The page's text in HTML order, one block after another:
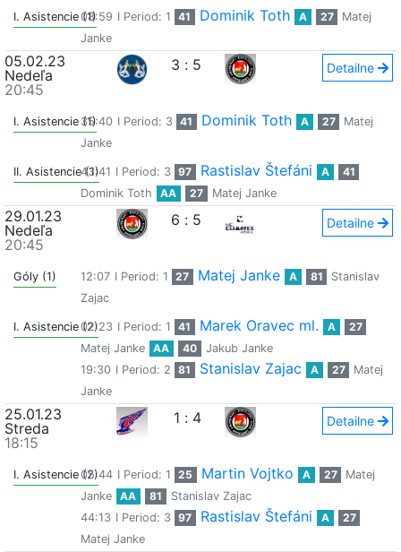
I. Asistencie (1)08:59 I Period: 1 41 Dominik Toth A 27
Matej
Janke
05.02.23
Nedeľa
20:45
3 : 5 Detailne
I. Asistencie (1)35:40 I Period: 3 41 Dominik Toth A 27
Matej
Janke
II. Asistencie (1)
43:41 I Period: 3 97 Rastislav Štefáni A
41
Dominik Toth
AA 27 Matej Janke
29.01.23
Nedeľa
20:45
6 : 5 Detailne
Góly (1) 12:07 I Period: 1 27 Matej Janke A 81
Stanislav
Zajac
I. Asistencie (2)02:23 I Period: 1 41 Marek Oravec ml. A
27
Matej Janke
AA 40
Jakub Janke
19:30 I Period: 2 81 Stanislav Zajac A 27
Matej
Janke
25.01.23
Streda
18:15
1 : 4 Detailne
I. Asistencie (2)05:44 I Period: 1 25 Martin Vojtko A 27
Matej
Janke
AA 81
Stanislav Zajac
44:13 I Period: 3 97 Rastislav Štefáni A
27
Matej Janke